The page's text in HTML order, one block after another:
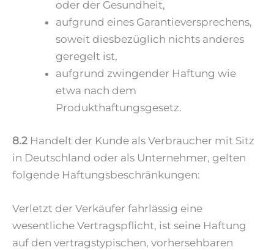
oder der Gesundheit,
aufgrund eines Garantieversprechens,
soweit diesbezüglich nichts anderes
geregelt ist,
aufgrund zwingender Haftung wie
etwa nach dem
Produkthaftungsgesetz.
8.2 Handelt der Kunde als Verbraucher mit Sitz
in Deutschland oder als Unternehmer, gelten
folgende Haftungsbeschränkungen:
Verletzt der Verkäufer fahrlässig eine
wesentliche Vertragspflicht, ist seine Haftung
auf den vertragstypischen, vorhersehbaren